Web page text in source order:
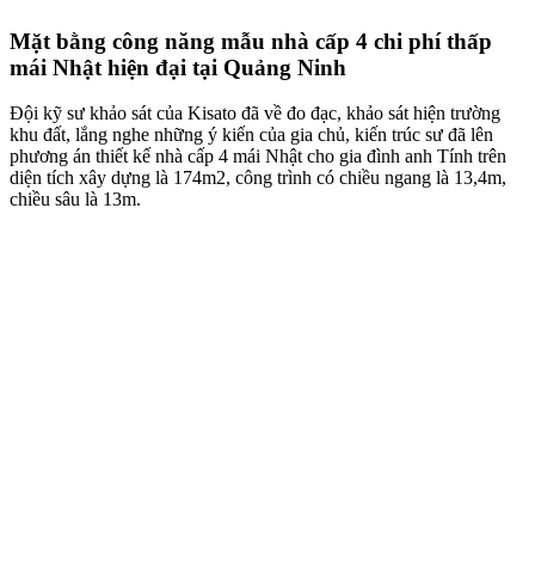
Mặt bằng công năng mẫu nhà cấp 4 chi phí thấp
mái Nhật hiện đại tại Quảng Ninh
Đội kỹ sư khảo sát của Kisato đã về đo đạc, khảo sát hiện trường
khu đất, lắng nghe những ý kiến của gia chủ, kiến trúc sư đã lên
phương án thiết kế nhà cấp 4 mái Nhật cho gia đình anh Tính trên
diện tích xây dựng là 174m2, công trình có chiều ngang là 13,4m,
chiều sâu là 13m.